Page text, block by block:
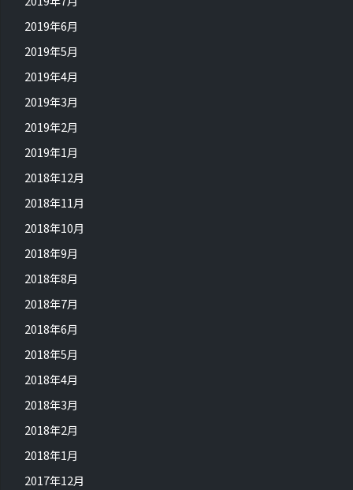
2019年6月
2019年5月
2019年4月
2019年3月
2019年2月
2019年1月
2018年12月
2018年11月
2018年10月
2018年9月
2018年8月
2018年7月
2018年6月
2018年5月
2018年4月
2018年3月
2018年2月
2018年1月
2017年12月